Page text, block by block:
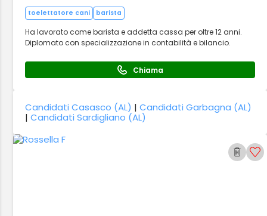
toelettatore cani barista
Ha lavorato come barista e addetta cassa per oltre 12 anni.
Diplomato con specializzazione in contabilità e bilancio.
Chiama
Candidati Casasco (AL) |Candidati Garbagna (AL)
|Candidati Sardigliano (AL)